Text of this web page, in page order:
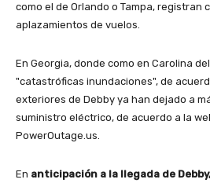
como el de Orlando o Tampa, registran
aplazamientos de vuelos.
En Georgia, donde como en Carolina
"catastróficas inundaciones", de
exteriores de Debby ya han dejado a
suministro eléctrico, de acuerdo a la
PowerOutage.us.
En anticipación a la llegada de Debby,